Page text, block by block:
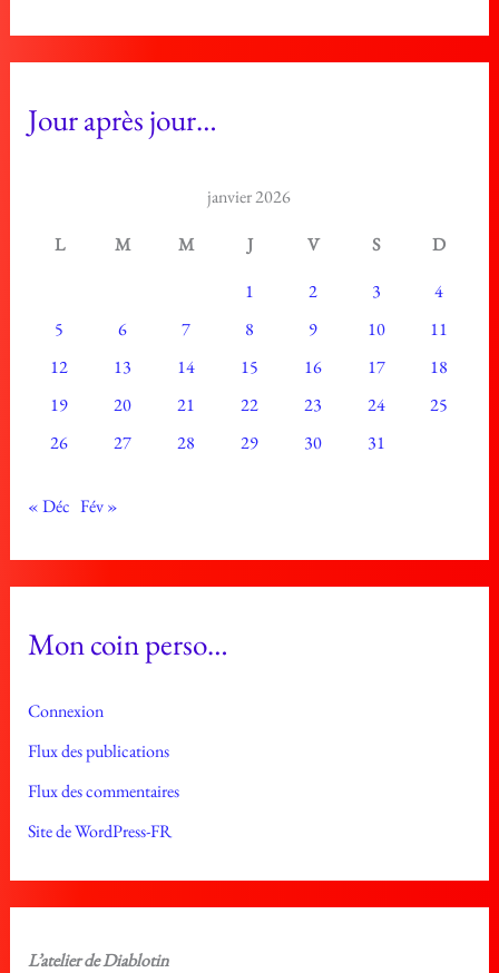
Jour après jour…
janvier 2026
L M M J V S
D
1
2 3
4
5
6 7 8 9 10
11
12
13 14 15 16 17
18
19
20 21 22 23 24
25
26
27 28 29 30 31
« Déc Fév »
Mon coin perso…
Connexion
Flux des publications
Flux des commentaires
Site de WordPress-FR
L’atelier de Diablotin